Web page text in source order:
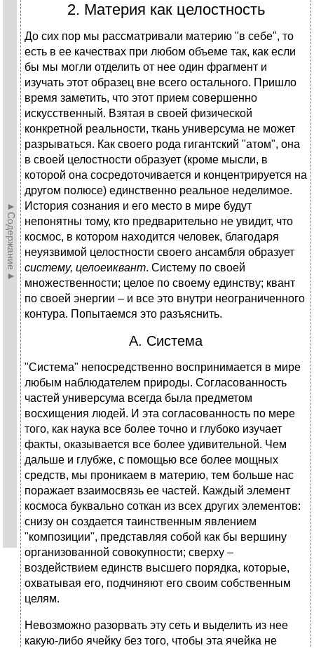
►Содержание►
2. Материя как целостность
До сих пор мы рассматривали материю "в себе", то
есть в ее качествах при любом объеме так, как если
бы мы могли отделить от нее один фрагмент и
изучать этот образец вне всего остального. Пришло
время заметить, что этот прием совершенно
искусственный. Взятая в своей физической
конкретной реальности, ткань универсума не может
разрываться. Как своего рода гигантский "атом", она
в своей целостности образует (кроме мысли, в
которой она сосредоточивается и концентрируется на
другом полюсе) единственно реальное неделимое.
История сознания и его место в мире будут
непонятны тому, кто предварительно не увидит, что
космос, в котором находится человек, благодаря
неуязвимой целостности своего ансамбля образует
систему, целоеиквант. Систему по своей
множественности; целое по своему единству; квант
по своей энергии – и все это внутри неограниченного
контура. Попытаемся это разъяснить.
А. Система
"Система" непосредственно воспринимается в мире
любым наблюдателем природы. Согласованность
частей универсума всегда была предметом
восхищения людей. И эта согласованность по мере
того, как наука все более точно и глубоко изучает
факты, оказывается все более удивительной. Чем
дальше и глубже, с помощью все более мощных
средств, мы проникаем в материю, тем больше нас
поражает взаимосвязь ее частей. Каждый элемент
космоса буквально соткан из всех других элементов:
снизу он создается таинственным явлением
"композиции", представляя собой как бы вершину
организованной совокупности; сверху –
воздействием единств высшего порядка, которые,
охватывая его, подчиняют его своим собственным
целям.
Невозможно разорвать эту сеть и выделить из нее
какую-либо ячейку без того, чтобы эта ячейка не